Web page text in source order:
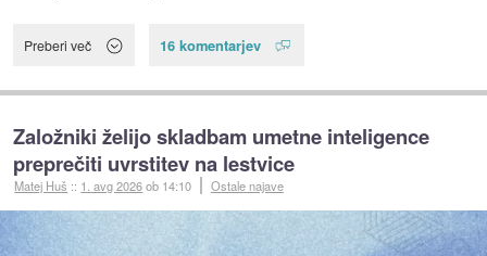
Preberi več 16 komentarjev
Založniki želijo skladbam umetne inteligence
preprečiti uvrstitev na lestvice
Matej Huš :: 1. avg 2026ob 14:10 Ostale najave